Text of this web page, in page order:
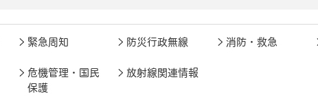
緊急周知 防災行政無線 消防・救急
危機管理・国民
保護
放射線関連情報